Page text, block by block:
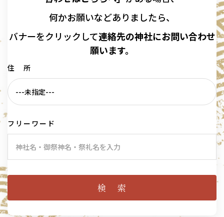
何かお願いなどありましたら、
バナーをクリックして連絡先の神社にお問い合わせ
願います。
住 所
フリーワード